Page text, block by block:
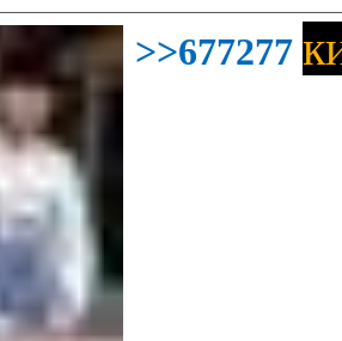
>>677277